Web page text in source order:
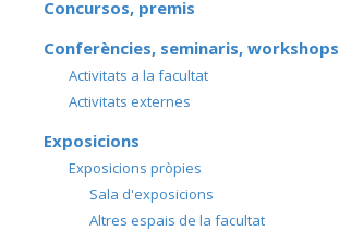
Concursos, premis
Conferències, seminaris, workshops
Activitats a la facultat
Activitats externes
Exposicions
Exposicions pròpies
Sala d'exposicions
Altres espais de la facultat